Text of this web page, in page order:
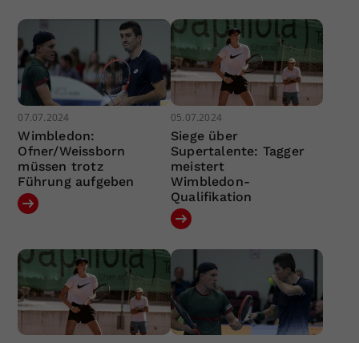
07.07.2024
Wimbledon:
Ofner/Weissborn
müssen trotz
Führung aufgeben
05.07.2024
Siege über
Supertalente: Tagger
meistert
Wimbledon-
Qualifikation